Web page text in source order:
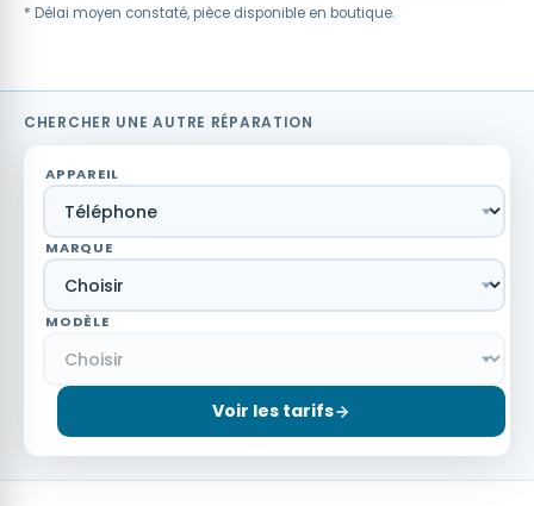
* Délai moyen constaté, pièce disponible en boutique.
CHERCHER UNE AUTRE RÉPARATION
APPAREIL
MARQUE
MODÈLE
Voir les tarifs